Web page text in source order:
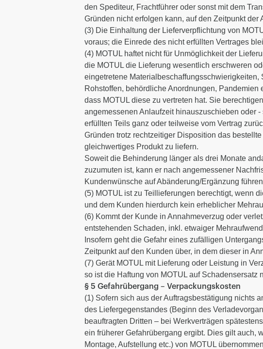
den Spediteur, Frachtführer oder sonst mit dem
Gründen nicht erfolgen kann, auf den Zeitpunkt der
(3) Die Einhaltung der Lieferverpflichtung von
voraus; die Einrede des nicht erfüllten Vertrages
(4) MOTUL haftet nicht für Unmöglichkeit der
die MOTUL die Lieferung wesentlich erschweren
eingetretene
Rohstoffen, behördliche Anordnungen,
dass MOTUL diese zu vertreten hat. Sie
angemessenen Anlaufzeit hinauszuschieben oder
erfüllten Teils ganz oder teilweise vom Vertrag
Gründen trotz rechtzeitiger Disposition das
gleichwertiges Produkt zu liefern.
Soweit die Behinderung länger als drei Monate
zuzumuten ist, kann er nach angemessener
Kundenwünsche auf Abänderung/Ergänzung
(5) MOTUL ist zu Teillieferungen berechtigt, wenn
und dem Kunden hierdurch kein erheblicher
(6) Kommt der Kunde in Annahmeverzug oder
entstehenden Schaden, inkl. etwaiger
Insofern geht die Gefahr eines zufälligen
Zeitpunkt auf den Kunden über, in dem dieser in
(7) Gerät MOTUL mit Lieferung oder Leistung in
so ist die Haftung von MOTUL auf
§ 5 Gefahrübergang – Verpackungskosten
(1) Sofern sich aus der Auftragsbestätigung nichts
des Liefergegenstandes (Beginn des
beauftragten Dritten – bei Werkverträgen
ein früherer Gefahrübergang ergibt. Dies gilt auch,
Montage, Aufstellung etc.) von MOTUL